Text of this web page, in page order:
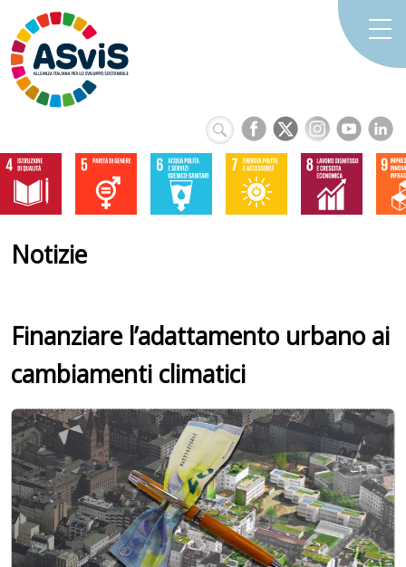
Notizie
Finanziare l’adattamento urbano ai
cambiamenti climatici